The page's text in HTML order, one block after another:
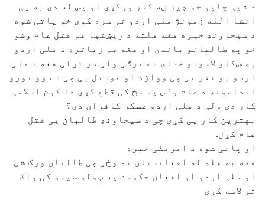
د شپی چاپو خو ډیر ښه کار ورکړی او پس له دی به یی
انشا الله زمونژ ملی اردو تر سره کوی خو پاتی شوه
د سیجاونډ خبره هغه هلته د ریښتیا هم قتل عام وشو
خو په طالبانو باندی او هغه هم زیاتره د ملی اردو
په ښکلو لاسونو خدای د سترګی ولی در تړلی هغه د ملی
اردو یو نفر یی چی وواژه او غوښتل یی چی د دوو نورو
اندامونه د عام ولس په مخ کی قطع کړی دا کوم اسلامی
کار دی ولی د ملی اردو عسکر کافران دی؟
بهترین کار یی کړی چی د سیجاونډ طالبان یی قتل
عام کړل.
او پاتی شوه د امریکی خبره
هغه به هله له افغانستان نه وځی چی طالبان ورک شی
او ملی اردو او افغان حکومت په ټولو سیمو کی واک
تر لاسه کړی